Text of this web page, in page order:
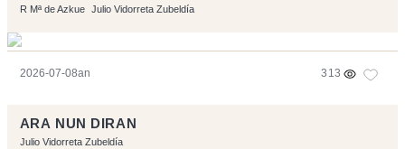
R Mª de Azkue Julio Vidorreta Zubeldía
2026-07-08an 313
ARA NUN DIRAN
Julio Vidorreta Zubeldía